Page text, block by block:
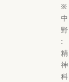
※
中
野
:
精
神
科